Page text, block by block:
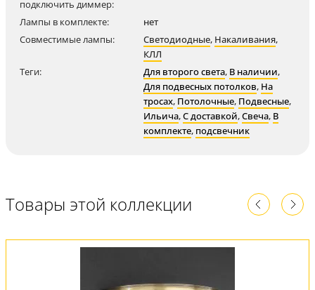
подключить диммер:
Лампы в комплекте:
нет
Совместимые лампы:
Светодиодные, Накаливания,
КЛЛ
Теги:
Для второго света, В наличии,
Для подвесных потолков, На
тросах, Потолочные, Подвесные,
Ильича,С доставкой,Свеча, В
комплекте, подсвечник
Товары этой коллекции